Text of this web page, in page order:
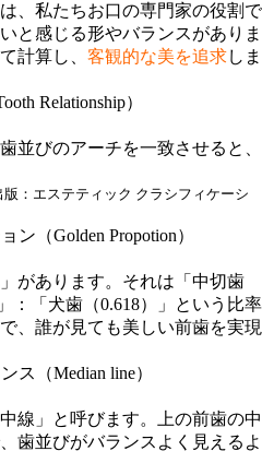
、私たちお口の専門家の役割で
と感じる形やバランスがありま
計算し、 客観的な美を追求しま
Relationship）
並びのアーチを一致させると、
：エステティック クラシフィケーシ
ン（Golden Propotion）
があります。それは「中切歯
：「犬歯（0.618）」という比率
、誰が見ても美しい前歯を実現
ス（Median line）
線」と呼びます。上の前歯の中
歯並びがバランスよく見えるよ